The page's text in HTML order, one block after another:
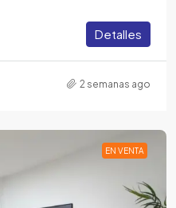
Detalles
2 semanas ago
EN VENTA